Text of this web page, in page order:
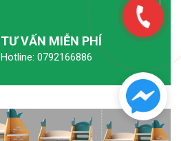
TƯ VẤN MIỄN PHÍ
Hotline: 0792166886